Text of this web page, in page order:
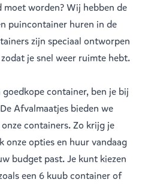
worden? Wij hebben de
puincontainer huren in de
zijn speciaal ontworpen
je snel weer ruimte hebt.
container, ben je bij
Afvalmaatjes bieden we
containers. Zo krijg je
onze opties en huur vandaag
budget past. Je kunt kiezen
een 6 kuub containerof